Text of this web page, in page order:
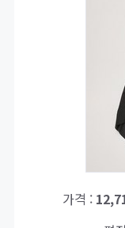
가격 :